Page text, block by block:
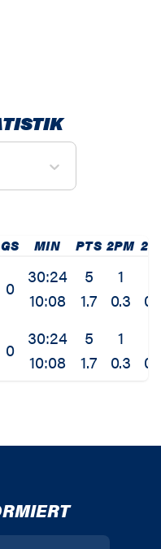
GS MIN PTS 2PM
0
30:24
10:08
5
1.7
1
0.3
0
30:24
10:08
5
1.7
1
0.3